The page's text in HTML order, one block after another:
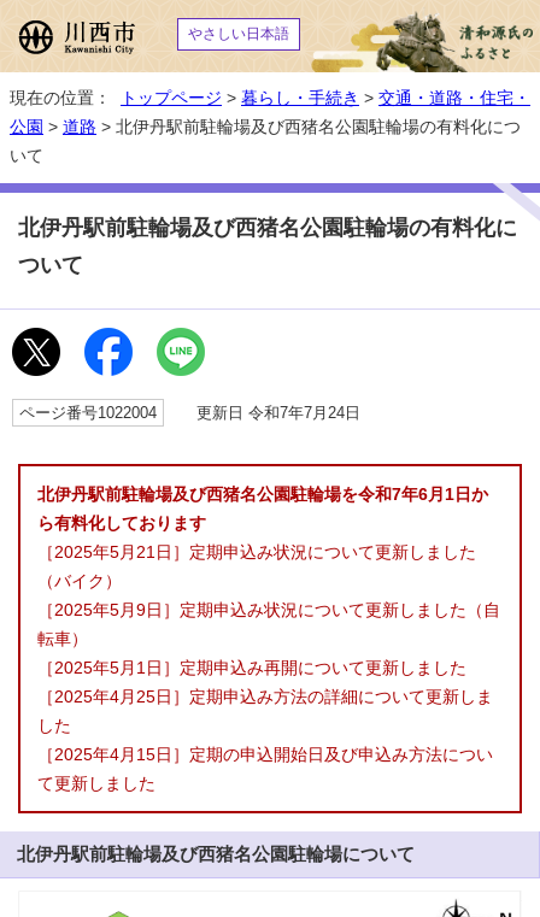
やさしい日本語
現在の位置： トップページ > 暮らし・手続き > 交通・道路・住宅・
公園 > 道路 > 北伊丹駅前駐輪場及び西猪名公園駐輪場の有料化につ
いて
北伊丹駅前駐輪場及び西猪名公園駐輪場の有料化に
ついて
ページ番号1022004 更新日 令和7年7月24日
北伊丹駅前駐輪場及び西猪名公園駐輪場を令和7年6月1日か
ら有料化しております
［2025年5月21日］定期申込み状況について更新しました
（バイク）
［2025年5月9日］定期申込み状況について更新しました（自
転車）
［2025年5月1日］定期申込み再開について更新しました
［2025年4月25日］定期申込み方法の詳細について更新しま
した
［2025年4月15日］定期の申込開始日及び申込み方法につい
て更新しました
北伊丹駅前駐輪場及び西猪名公園駐輪場について